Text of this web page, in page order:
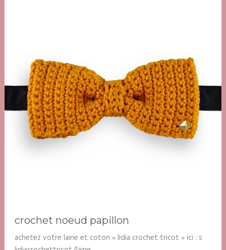
crochet noeud papillon
achetez votre laine et coton « lidia crochet tricot » ici : s